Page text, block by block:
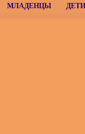
МЛАДЕНЦЫ ДЕТИ